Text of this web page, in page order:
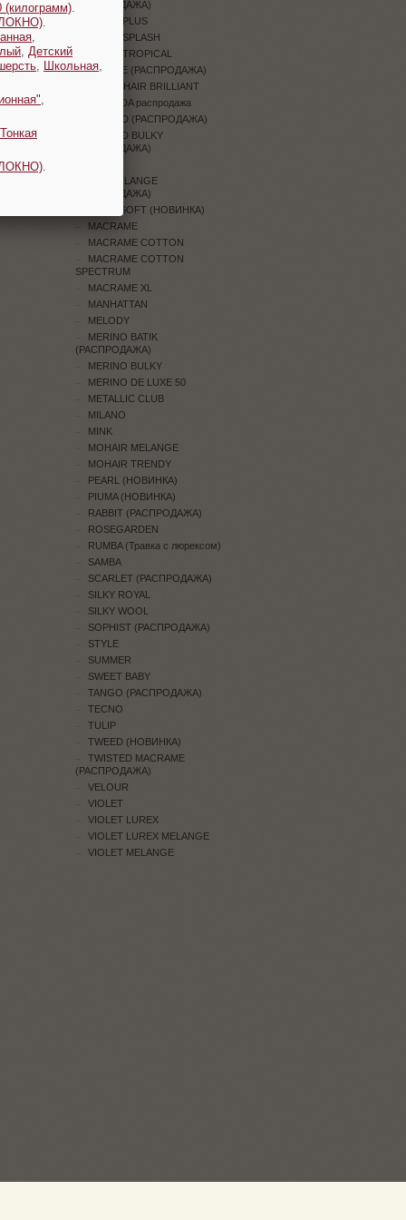
(РАСПРОДАЖА)
JEANS PLUS
JEANS SPLASH
JEANS TROPICAL
JUNGLE (РАСПРОДАЖА)
KID MOHAIR BRILLIANT
LAMBADA распродажа
LEGEND (РАСПРОДАЖА)
LEGEND BULKY
(РАСПРОДАЖА)
LILY MELANGE
(РАСПРОДАЖА)
LINEN SOFT (НОВИНКА)
MACRAME
MACRAME COTTON
MACRAME COTTON
SPECTRUM
MACRAME XL
MANHATTAN
MELODY
MERINO BATIK
(РАСПРОДАЖА)
MERINO BULKY
MERINO DE LUXE 50
METALLIC CLUB
MILANO
MINK
MOHAIR MELANGE
MOHAIR TRENDY
PEARL (НОВИНКА)
PIUMA (НОВИНКА)
RABBIT (РАСПРОДАЖА)
ROSEGARDEN
RUMBA (Травка с люрексом)
SAMBA
SCARLET (РАСПРОДАЖА)
SILKY ROYAL
SILKY WOOL
SOPHIST (РАСПРОДАЖА)
STYLE
SUMMER
SWEET BABY
TANGO (РАСПРОДАЖА)
TECNO
TULIP
TWEED (НОВИНКА)
TWISTED MACRAME
(РАСПРОДАЖА)
VELOUR
VIOLET
VIOLET LUREX
VIOLET LUREX MELANGE
VIOLET MELANGE
(килограмм)
Детский
Школьная
Тонкая